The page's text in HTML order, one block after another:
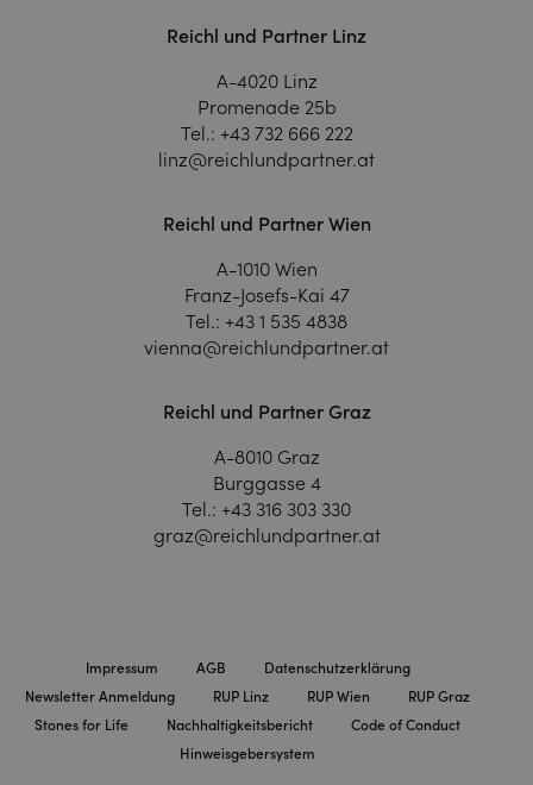
Reichl und Partner Linz
A-4020 Linz
Promenade 25b
Tel.: +43 732 666 222
linz@reichlundpartner.at
Reichl und Partner Wien
A-1010 Wien
Franz-Josefs-Kai 47
Tel.: +43 1 535 4838
vienna@reichlundpartner.at
Reichl und Partner Graz
A-8010 Graz
Burggasse 4
Tel.: +43 316 303 330
graz@reichlundpartner.at
Impressum AGB
Datenschutzerklärung
Newsletter Anmeldung
RUP Linz RUP Wien
RUP Graz
Stones for Life
Nachhaltigkeitsbericht
Code of Conduct
Hinweisgebersystem